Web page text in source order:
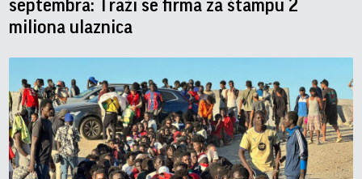
septembra: Traži se firma za štampu 2
miliona ulaznica